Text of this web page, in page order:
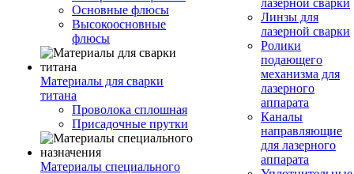
Основные флюсы
Высокоосновные
флюсы
Материалы для сварки
титана
Проволока сплошная
Присадочные прутки
Материалы специального
лазерной сварки
Линзы для
лазерной сварки
Ролики
подающего
механизма для
лазерного
аппарата
Каналы
направляющие
для лазерного
аппарата